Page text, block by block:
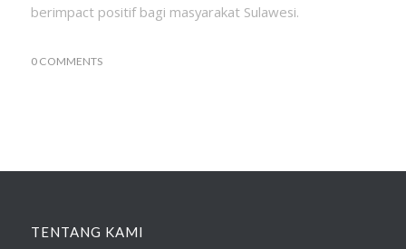
berimpact positif bagi masyarakat Sulawesi.
0 COMMENTS
TENTANG KAMI